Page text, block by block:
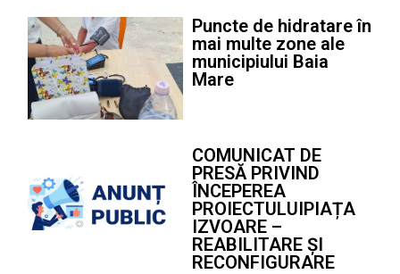
Puncte de hidratare în
mai multe zone ale
municipiului Baia
Mare
COMUNICAT DE
PRESĂ PRIVIND
ÎNCEPEREA
PROIECTULUIPIAȚA
IZVOARE –
REABILITARE ȘI
RECONFIGURARE